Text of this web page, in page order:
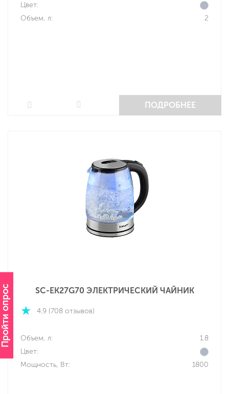
Пройти опрос
Цвет:
Объем, л:
2
ПОДРОБНЕЕ
SC-EK27G70 ЭЛЕКТРИЧЕСКИЙ ЧАЙНИК
4.9 (708 отзывов)
Объем, л:
1.8
Цвет:
Мощность, Вт:
1800